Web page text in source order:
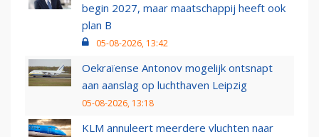
begin 2027, maar maatschappij heeft ook
plan B
05-08-2026, 13:42
Oekraïense Antonov mogelijk ontsnapt
aan aanslag op luchthaven Leipzig
05-08-2026, 13:18
KLM annuleert meerdere vluchten naar